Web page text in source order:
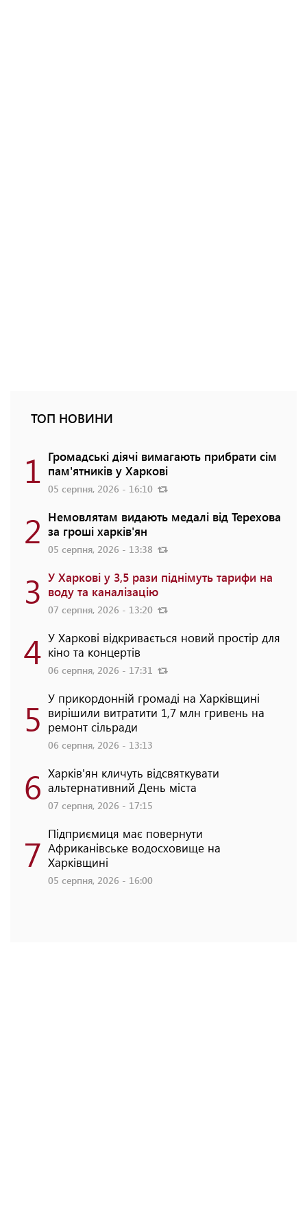
ТОП НОВИНИ
1 Громадські діячі вимагають прибрати сім
пам'ятників у Харкові
05 серпня, 2026 - 16:10
2 Немовлятам видають медалі від Терехова
за гроші харків'ян
05 серпня, 2026 - 13:38
3 У Харкові у 3,5 рази піднімуть тарифи на
воду та каналізацію
07 серпня, 2026 - 13:20
4 У Харкові відкривається новий простір для
кіно та концертів
06 серпня, 2026 - 17:31
5 У прикордонній громаді на Харківщині
вирішили витратити 1,7 млн гривень на
ремонт сільради
06 серпня, 2026 - 13:13
6 Харків'ян кличуть відсвяткувати
альтернативний День міста
07 серпня, 2026 - 17:15
7 Підприємиця має повернути
Африканівське водосховище на
Харківщині
05 серпня, 2026 - 16:00